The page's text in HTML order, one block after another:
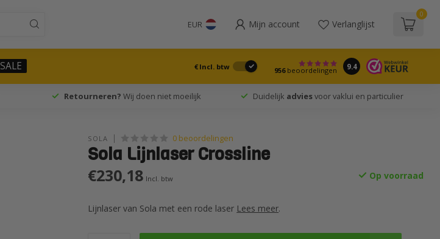
EUR Mijn account Verlanglijst
0
SALE € Incl. btw 956beoordelingen 9.4
Retourneren? Wij doen niet moeilijk Duidelijk adviesvoor vaklui en particulier
SOLA 0 beoordelingen
Sola Lijnlaser Crossline
€230,18 Incl. btw Op voorraad
Lijnlaser van Sola met een rode laser Lees meer.